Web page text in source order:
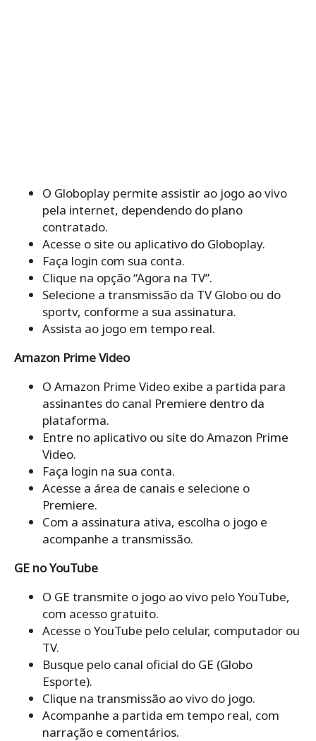
O Globoplay permite assistir ao jogo ao vivo
pela internet, dependendo do plano
contratado.
Acesse o site ou aplicativo do Globoplay.
Faça login com sua conta.
Clique na opção “Agora na TV”.
Selecione a transmissão da TV Globo ou do
sportv, conforme a sua assinatura.
Assista ao jogo em tempo real.
Amazon Prime Video
O Amazon Prime Video exibe a partida para
assinantes do canal Premiere dentro da
plataforma.
Entre no aplicativo ou site do Amazon Prime
Video.
Faça login na sua conta.
Acesse a área de canais e selecione o
Premiere.
Com a assinatura ativa, escolha o jogo e
acompanhe a transmissão.
GE no YouTube
O GE transmite o jogo ao vivo pelo YouTube,
com acesso gratuito.
Acesse o YouTube pelo celular, computador ou
TV.
Busque pelo canal oficial do GE (Globo
Esporte).
Clique na transmissão ao vivo do jogo.
Acompanhe a partida em tempo real, com
narração e comentários.